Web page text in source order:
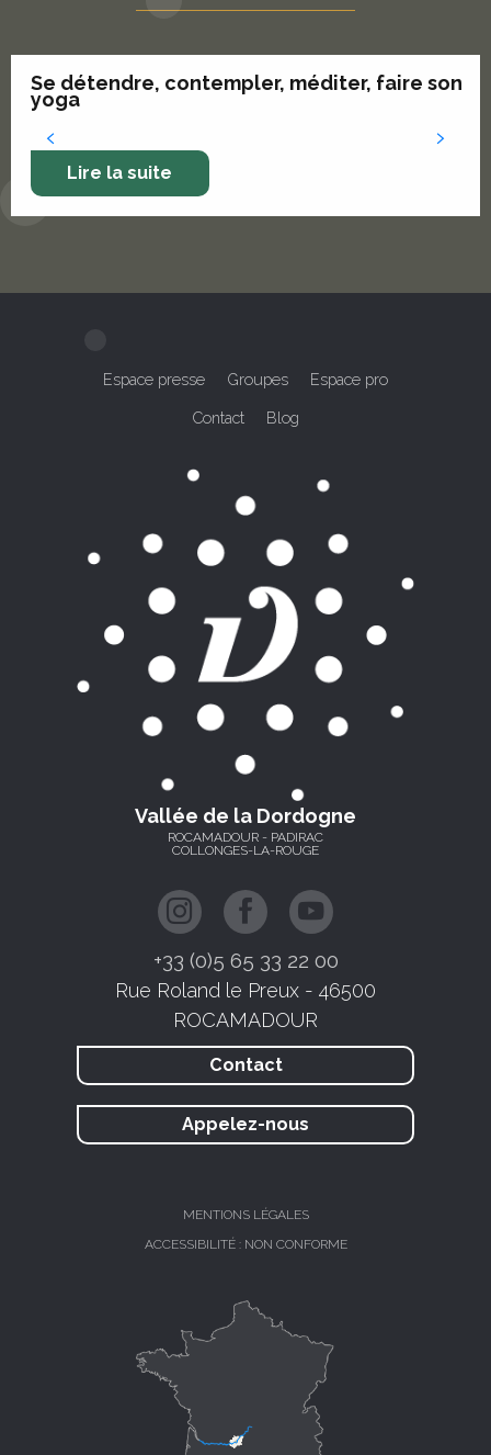
Se détendre, contempler, méditer, faire son
yoga
Lire la suite
Espace presse Groupes Espace pro
Contact Blog
Vallée de la Dordogne
ROCAMADOUR - PADIRAC
COLLONGES-LA-ROUGE
+33 (0)5 65 33 22 00
Rue Roland le Preux - 46500
ROCAMADOUR
Contact
Appelez-nous
MENTIONS LÉGALES
ACCESSIBILITÉ : NON CONFORME